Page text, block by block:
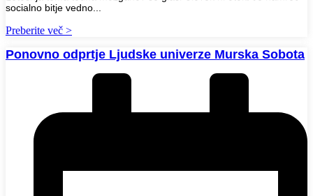
socialno bitje vedno...
Preberite več >
Ponovno odprtje Ljudske univerze Murska Sobota